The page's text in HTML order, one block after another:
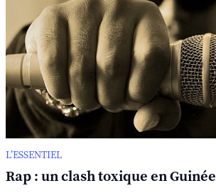
L’ESSENTIEL
Rap : un clash toxique en Guinée